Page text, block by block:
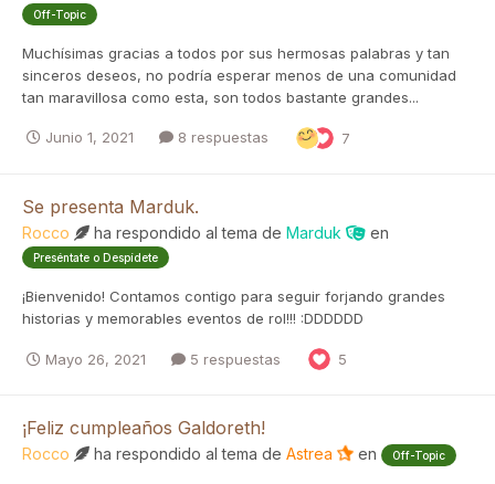
Off-Topic
Muchísimas gracias a todos por sus hermosas palabras y tan
sinceros deseos, no podría esperar menos de una comunidad
tan maravillosa como esta, son todos bastante grandes...
Junio 1, 2021 8 respuestas 7
Se presenta Marduk.
Rocco ha respondido al tema de Marduk en
Preséntate o Despídete
¡Bienvenido! Contamos contigo para seguir forjando grandes
historias y memorables eventos de rol!!! :DDDDDD
Mayo 26, 2021 5 respuestas 5
¡Feliz cumpleaños Galdoreth!
Rocco ha respondido al tema de Astrea en Off-Topic